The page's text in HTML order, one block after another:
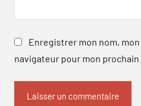
Enregistrer mon nom,
navigateur pour mon prochain